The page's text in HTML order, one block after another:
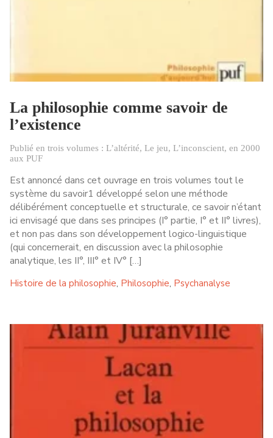
La philosophie comme savoir de
l’existence
Publié en trois volumes : L’altérité, Le jeu, L’inconscient, en 2000
aux PUF
Est annoncé dans cet ouvrage en trois volumes tout le
système du savoir1 développé selon une méthode
délibérément conceptuelle et structurale, ce savoir n’étant
ici envisagé que dans ses principes (I° partie, I° et II° livres),
et non pas dans son développement logico-linguistique
(qui concernerait, en discussion avec la philosophie
analytique, les II°, III° et IV° […]
Histoire de la philosophie, Philosophie, Psychanalyse